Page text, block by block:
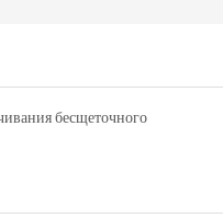
бесщеточного